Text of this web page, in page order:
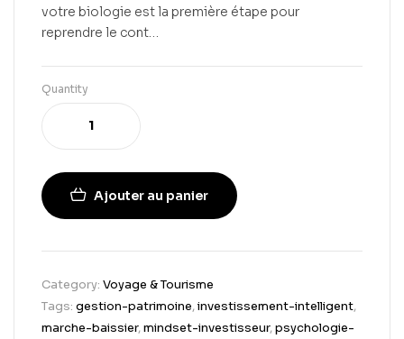
votre biologie est la première étape pour
reprendre le cont…
Quantity
Ajouter au panier
Category: Voyage & Tourisme
Tags: gestion-patrimoine,investissement-intelligent,
marche-baissier,mindset-investisseur,psychologie-